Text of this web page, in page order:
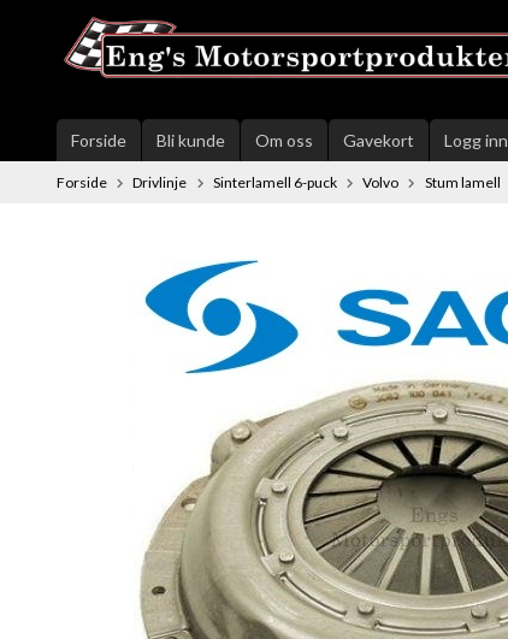
innholdet
Forside Bli kunde Om oss Gavekort Logg inn
Forside Drivlinje Sinterlamell 6-puck Volvo Stum lamell